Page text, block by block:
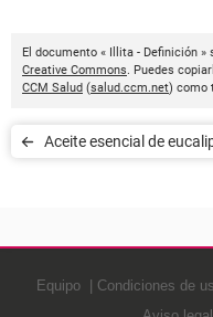
El documento « Illita - Definición
Creative Commons. Puedes
CCM Salud (salud.ccm.net) como
Aceite esencial de
Equipo Condiciones de